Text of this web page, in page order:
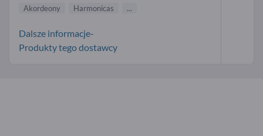
Akordeony
Harmonicas ...
Dalsze informacje-
Produkty tego dostawcy